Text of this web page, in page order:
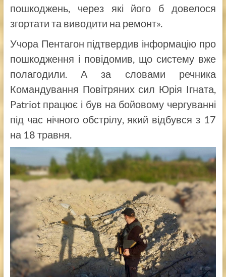
пошкоджень, через які його б довелося
згортати та виводити на ремонт».
Учора Пентагон підтвердив інформацію про
пошкодження і повідомив, що систему вже
полагодили. А за словами речника
Командування Повітряних сил Юрія Ігната,
Patriot працює і був на бойовому чергуванні
під час нічного обстрілу, який відбувся з 17
на 18 травня.